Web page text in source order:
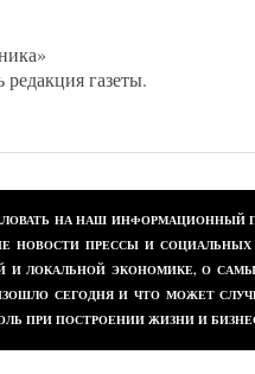
редакция газеты.
НА НАШ
НОВОСТИ ПРЕССЫ И
ЛОКАЛЬНОЙ ЭКОНОМИКЕ, О
СЕГОДНЯ И ЧТО МОЖЕТ
ПРИ ПОСТРОЕНИИ ЖИЗНИ И